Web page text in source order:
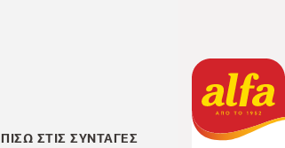
ΠΙΣΩ ΣΤΙΣ ΣΥΝΤΑΓΕΣ